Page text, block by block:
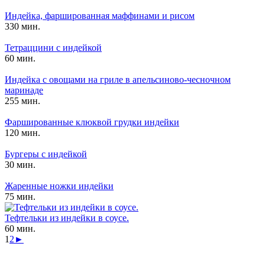
Индейка, фаршированная маффинами и рисом
330 мин.
Тетраццини с индейкой
60 мин.
Индейка с овощами на гриле в апельсиново-чесночном
маринаде
255 мин.
Фаршированные клюквой грудки индейки
120 мин.
Бургеры с индейкой
30 мин.
Жаренные ножки индейки
75 мин.
Тефтельки из индейки в соусе.
60 мин.
1 2 ►